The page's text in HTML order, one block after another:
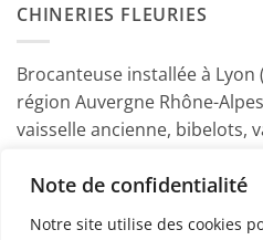
Note de confidentialité
Notre site utilise des cookies
CHINERIES FLEURIES
Brocanteuse installée à Lyon
région Auvergne Rhône-
vaisselle ancienne, bibelots,
Marine